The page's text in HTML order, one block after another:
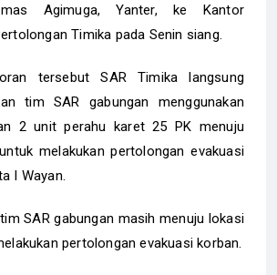
Agimuga, Yanter, ke Kantor
Timika pada Senin siang.
tersebut SAR Timika langsung
tim SAR gabungan menggunakan
2 unit perahu karet 25 PK menuju
melakukan pertolongan evakuasi
I Wayan.
SAR gabungan masih menuju lokasi
pertolongan evakuasi korban.